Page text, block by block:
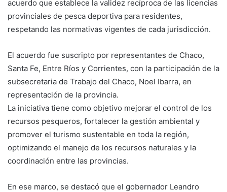
acuerdo que establece la validez recíproca de las licencias
provinciales de pesca deportiva para residentes,
respetando las normativas vigentes de cada jurisdicción.
El acuerdo fue suscripto por representantes de Chaco,
Santa Fe, Entre Ríos y Corrientes, con la participación de la
subsecretaria de Trabajo del Chaco, Noel Ibarra, en
representación de la provincia.
La iniciativa tiene como objetivo mejorar el control de los
recursos pesqueros, fortalecer la gestión ambiental y
promover el turismo sustentable en toda la región,
optimizando el manejo de los recursos naturales y la
coordinación entre las provincias.
En ese marco, se destacó que el gobernador Leandro